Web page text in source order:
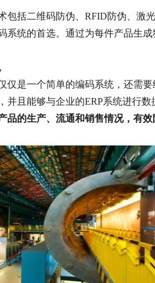
包括二维码防伪、RFID防伪、激
系统的首选。通过为每件产品生成
仅是一个简单的编码系统，还需
并且能够与企业的ERP系统进行数
品的生产、流通和销售情况，有效